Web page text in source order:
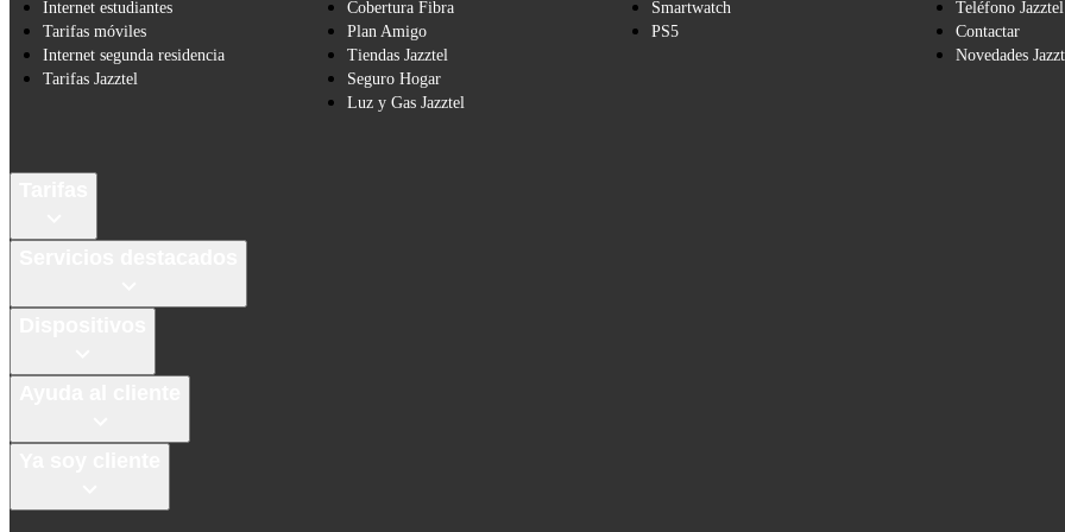
Internet estudiantes
Tarifas móviles
Internet segunda residencia
Tarifas Jazztel
Cobertura Fibra
Plan Amigo
Tiendas Jazztel
Seguro Hogar
Luz y Gas Jazztel
Smartwatch
PS5
Teléfono Jazztel
Contactar
Novedades